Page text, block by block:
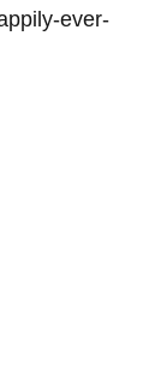
ever-